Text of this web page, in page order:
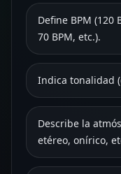
Define BPM
70 BPM, etc.).
Indica tonalidad
Describe la
etéreo, onírico,